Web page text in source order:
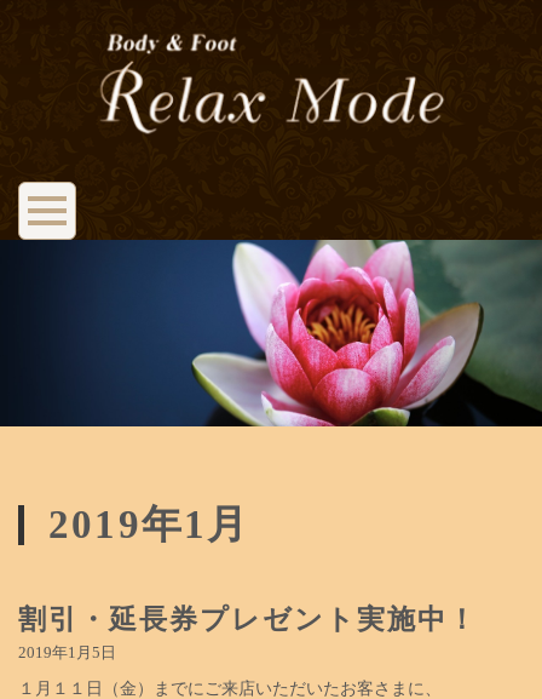
2019年1月
割引・延長券プレゼント実施中！
2019年1月5日
１月１１日（金）までにご来店いただいたお客さまに、